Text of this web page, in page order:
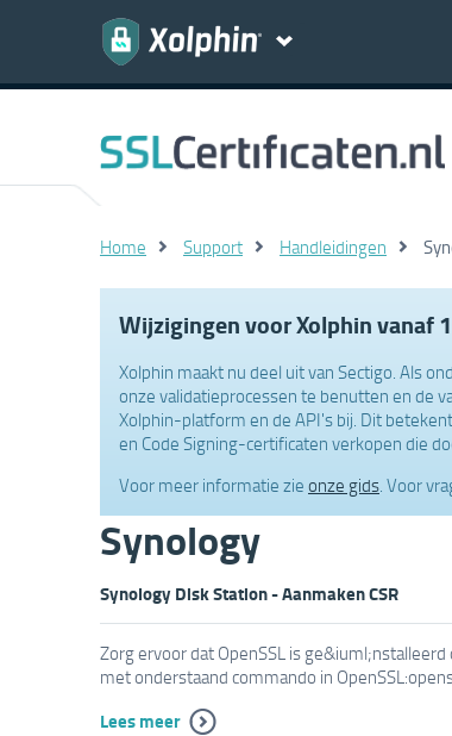
Home Support Handleidingen
Wijzigingen voor Xolphin vanaf
Xolphin maakt nu deel uit van Sectigo. Als
onze validatieprocessen te benutten en de
Xolphin-platform en de API's bij. Dit
en Code Signing-certificaten verkopen die
Voor meer informatie zie onze gids. Voor
Synology
Synology Disk Station - Aanmaken CSR
Zorg ervoor dat OpenSSL is
met onderstaand commando in
Lees meer